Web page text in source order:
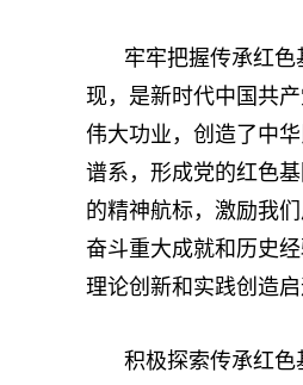
牢牢把握传承红
现，是新时代中国共
伟大功业，创造了中
谱系，形成党的红色
的精神航标，激励我
奋斗重大成就和历史
理论创新和实践创造
积极探索传承红色